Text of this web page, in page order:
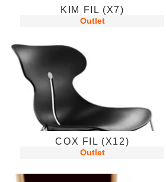
KIM FIL (X7)
Outlet
COX FIL (X12)
Outlet